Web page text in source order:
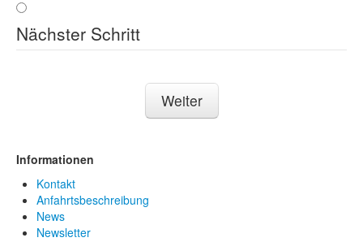
Nächster Schritt
Weiter
Informationen
Kontakt
Anfahrtsbeschreibung
News
Newsletter